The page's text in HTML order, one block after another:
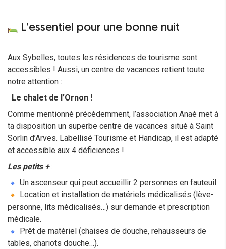
L’essentiel pour une bonne nuit
Aux Sybelles, toutes les résidences de tourisme sont
accessibles ! Aussi, un centre de vacances retient toute
notre attention :
Le chalet de l’Ornon !
Comme mentionné précédemment, l’association Anaé met à
ta disposition un superbe centre de vacances situé à Saint
Sorlin d’Arves. Labellisé Tourisme et Handicap, il est adapté
et accessible aux 4 déficiences !
Les petits +:
Un ascenseur qui peut accueillir 2 personnes en fauteuil.
Location et installation de matériels médicalisés (lève-
personne, lits médicalisés…) sur demande et prescription
médicale.
Prêt de matériel (chaises de douche, rehausseurs de
tables, chariots douche…).